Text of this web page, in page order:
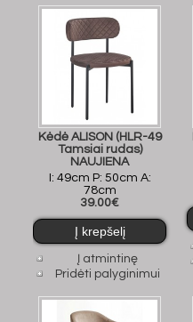
Kėdė ALISON (HLR-49
Tamsiai rudas)
NAUJIENA
I: 49cm P: 50cm A:
78cm
39.00€
Į atmintinę
Pridėti palyginimui